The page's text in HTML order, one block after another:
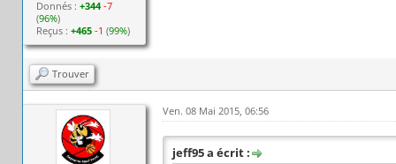
Donnés :+344 -7
(96%)
Reçus :+465 -1 (99%)
Trouver
Ven. 08 Mai 2015, 06:56
jeff95 a écrit :